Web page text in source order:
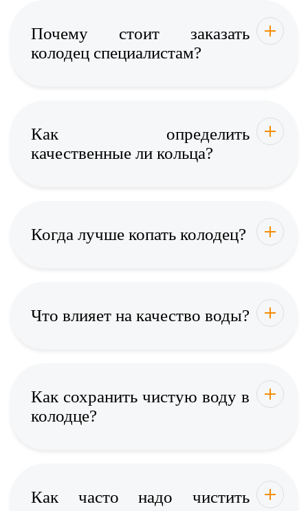
Почему стоит заказать
колодец специалистам?
Как определить
качественные ли кольца?
Когда лучше копать колодец?
Что влияет на качество воды?
Как сохранить чистую воду в
колодце?
Как часто надо чистить